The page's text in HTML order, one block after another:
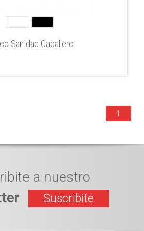
Sanidad Caballero
1
a nuestro
Suscribite